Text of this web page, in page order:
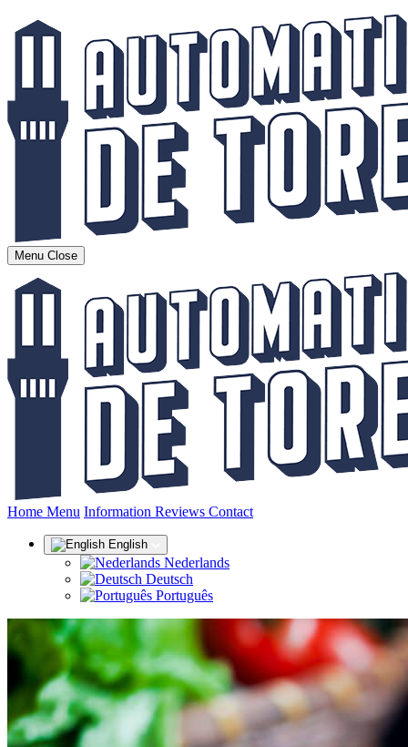
Menu Close
Home (current)
Menu Information Reviews Contact
English
Nederlands
Deutsch
Português